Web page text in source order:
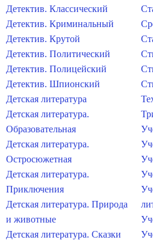
Детектив. Классический
Детектив. Криминальный
Детектив. Крутой
Детектив. Политический
Детектив. Полицейский
Детектив. Шпионский
Детская литература
Детская литература.
Образовательная
Детская литература.
Остросюжетная
Детская литература.
Приключения
Детская литература. Природа
и животные
Детская литература. Сказки